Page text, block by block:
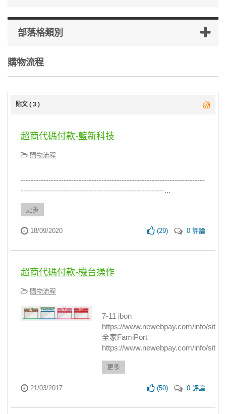
部落格類別
購物流程
貼文 ( 3 )
超商代碼付款-藍新科技
購物流程
-------------------------------------------------------------------------
---------------------------------------------------------...
更多
18/09/2020 (29) 0 評論
超商代碼付款-機台操作
購物流程
7-11 ibon
https://www.newebpay.com/info/
全家FamiPort
https://www.newebpay.com/info/
更多
21/03/2017 (50) 0 評論